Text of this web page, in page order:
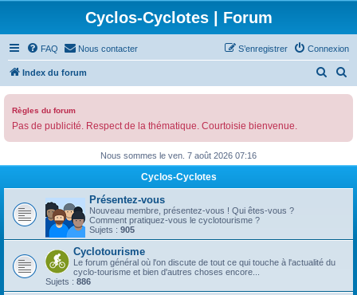
Cyclos-Cyclotes | Forum
FAQ Nous contacter Connexion
S’enregistrer
Index du forum
r
c
r
r
c
r
Règles du forum
Pas de publicité. Respect de la thématique. Courtoisie bienvenue.
Nous sommes le ven. 7 août 2026 07:16
Cyclos-Cyclotes
Présentez-vous
Nouveau membre, présentez-vous ! Qui êtes-vous ?
Comment pratiquez-vous le cyclotourisme ?
Sujets : 905
Cyclotourisme
Le forum général où l'on discute de tout ce qui touche à l'actualité du
cyclo-tourisme et bien d'autres choses encore...
Sujets : 886